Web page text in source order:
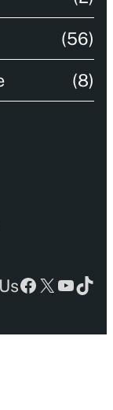
(56)
(8)
Facebook
X